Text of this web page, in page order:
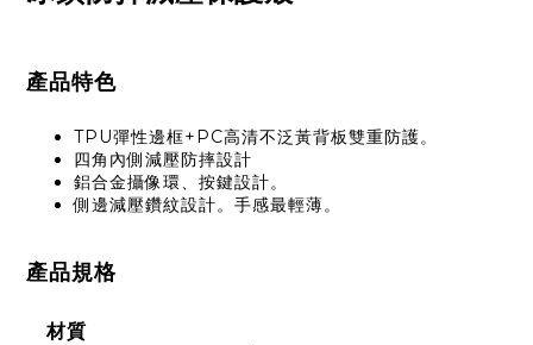
產品特色
TPU彈性邊框+PC高清不泛黃背板雙重防護。
四角內側減壓防摔設計
鋁合金攝像環、按鍵設計。
側邊減壓鑽紋設計。手感最輕薄。
產品規格
材質